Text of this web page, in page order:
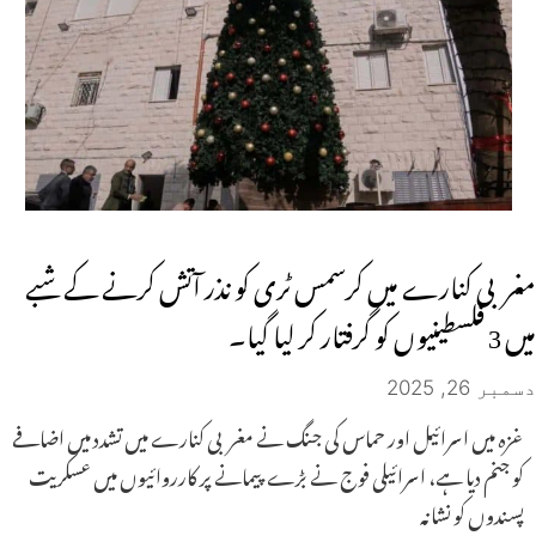
مغربی کنارے میں کرسمس ٹری کو نذر آتش کرنے کے شبے
میں 3 فلسطینیوں کو گرفتار کر لیا گیا۔
دسمبر 26, 2025
غزہ میں اسرائیل اور حماس کی جنگ نے مغربی کنارے میں تشدد میں اضافے
کو جنم دیا ہے، اسرائیلی فوج نے بڑے پیمانے پر کارروائیوں میں عسکریت
پسندوں کو نشانہ